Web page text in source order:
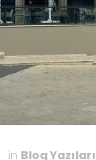
in Blog Yazıları